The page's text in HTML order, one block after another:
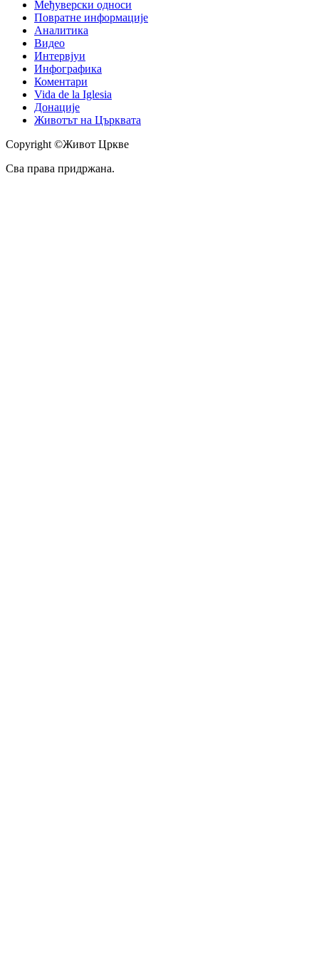
Међуверски односи
Повратне информације
Аналитика
Видео
Интервјуи
Инфографика
Коментари
Vida de la Iglesia
Донације
Животът на Църквата
Copyright ©Живот Цркве
Сва права придржана.